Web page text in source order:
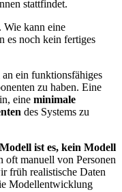
stattfindet.
. Wie kann eine
es noch kein fertiges
ein funktionsfähiges
zu haben. Eine
eine minimale
des Systems zu
ist es, kein Modell
oft manuell von Personen
früh realistische Daten
Modellentwicklung